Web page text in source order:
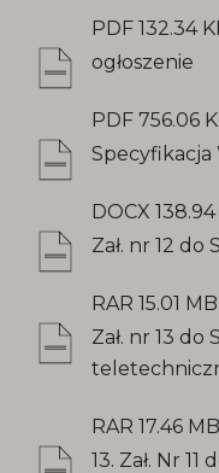
PDF 132.34
ogłoszenie
PDF 756.06
DOCX
Zał. nr 12
RAR 15.01 MB
Zał. nr 13
RAR 17.46 MB
13. Zał. Nr